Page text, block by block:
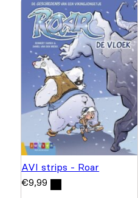
AVI strips - Roar
€9,99